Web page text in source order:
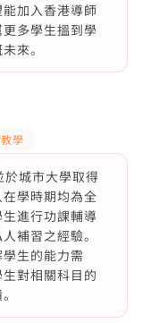
加入香港導師
多學生搵到學
來。
學
城市大學取得
學時期均為全
進行功課輔導
補習之經驗。
生的能力需
對相關科目的